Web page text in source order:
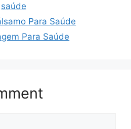
saúde
Para Saúde
Para Saúde